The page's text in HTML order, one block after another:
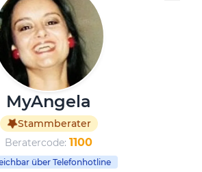
MyAngela
Stammberater
Beratercode: 1100
über Telefonhotline